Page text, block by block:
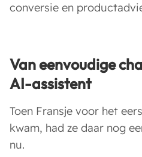
conversie en
Van eenvoudige
AI-assistent
Toen Fransje voor het
kwam, had ze daar nog
nu.